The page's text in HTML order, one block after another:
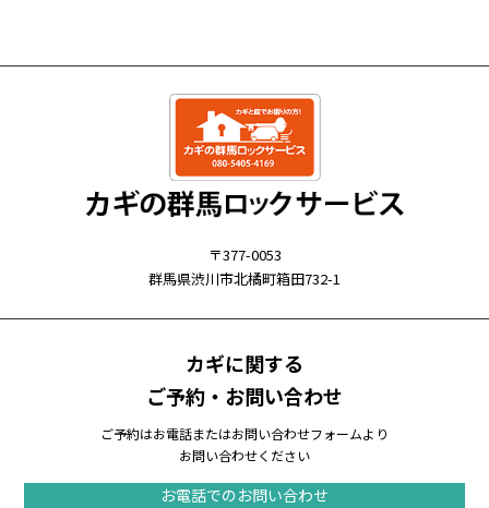
〒377-0053
群馬県渋川市北橘町箱田732-1
カギに関する
ご予約・お問い合わせ
ご予約はお電話またはお問い合わせフォームより
お問い合わせください
お電話でのお問い合わせ